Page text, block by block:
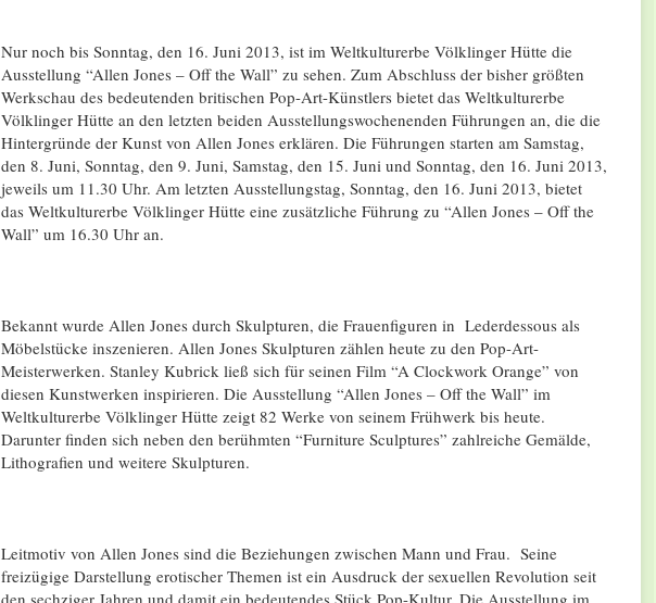
Nur noch bis Sonntag, den 16. Juni 2013, ist im Weltkulturerbe Völklinger Hütte die
Ausstellung “Allen Jones – Off the Wall” zu sehen. Zum Abschluss der bisher größten
Werkschau des bedeutenden britischen Pop-Art-Künstlers bietet das Weltkulturerbe
Völklinger Hütte an den letzten beiden Ausstellungswochenenden Führungen an, die die
Hintergründe der Kunst von Allen Jones erklären. Die Führungen starten am Samstag,
den 8. Juni, Sonntag, den 9. Juni, Samstag, den 15. Juni und Sonntag, den 16. Juni 2013,
jeweils um 11.30 Uhr. Am letzten Ausstellungstag, Sonntag, den 16. Juni 2013, bietet
das Weltkulturerbe Völklinger Hütte eine zusätzliche Führung zu “Allen Jones – Off the
Wall” um 16.30 Uhr an.
Bekannt wurde Allen Jones durch Skulpturen, die Frauenfiguren in Lederdessous als
Möbelstücke inszenieren. Allen Jones Skulpturen zählen heute zu den Pop-Art-
Meisterwerken. Stanley Kubrick ließ sich für seinen Film “A Clockwork Orange” von
diesen Kunstwerken inspirieren. Die Ausstellung “Allen Jones – Off the Wall” im
Weltkulturerbe Völklinger Hütte zeigt 82 Werke von seinem Frühwerk bis heute.
Darunter finden sich neben den berühmten “Furniture Sculptures” zahlreiche Gemälde,
Lithografien und weitere Skulpturen.
Leitmotiv von Allen Jones sind die Beziehungen zwischen Mann und Frau. Seine
freizügige Darstellung erotischer Themen ist ein Ausdruck der sexuellen Revolution seit
den sechziger Jahren und damit ein bedeutendes Stück Pop-Kultur. Die Ausstellung im